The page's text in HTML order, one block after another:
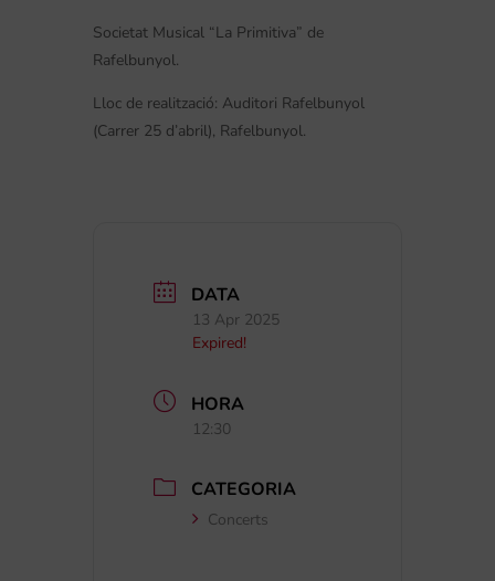
Societat Musical “La Primitiva” de
Rafelbunyol.
Lloc de realització: Auditori Rafelbunyol
(Carrer 25 d’abril), Rafelbunyol.
DATA
13 Apr 2025
Expired!
HORA
12:30
CATEGORIA
Concerts